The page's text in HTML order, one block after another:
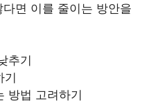
면 이를 줄이는 방안을
추기
기
방법 고려하기